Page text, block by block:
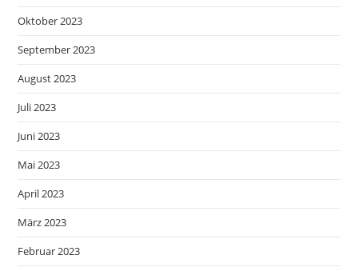
Oktober 2023
September 2023
August 2023
Juli 2023
Juni 2023
Mai 2023
April 2023
März 2023
Februar 2023